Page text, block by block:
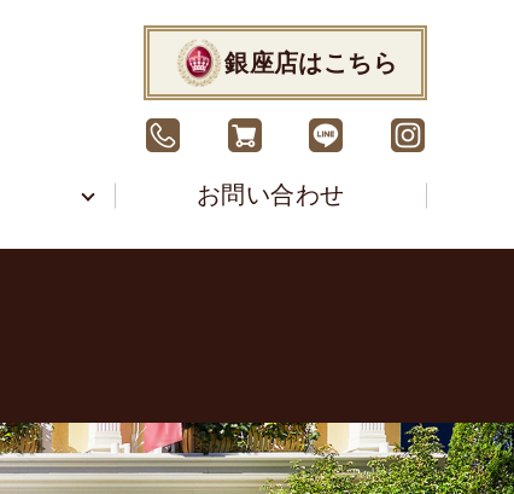
銀座店はこちら
お問い合わせ